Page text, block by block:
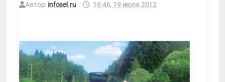
Автор: infosel.ru 16:46, 19 июля 2012